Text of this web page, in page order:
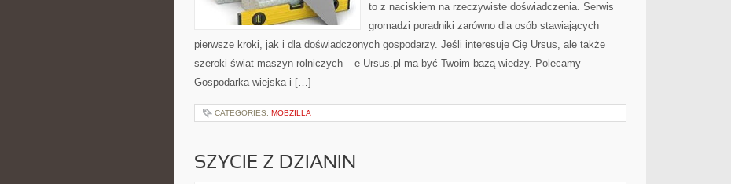
to z naciskiem na rzeczywiste doświadczenia. Serwis
gromadzi poradniki zarówno dla osób stawiających
pierwsze kroki, jak i dla doświadczonych gospodarzy. Jeśli interesuje Cię Ursus, ale także
szeroki świat maszyn rolniczych – e-Ursus.pl ma być Twoim bazą wiedzy. Polecamy
Gospodarka wiejska i […]
CATEGORIES: MOBZILLA
SZYCIE Z DZIANIN